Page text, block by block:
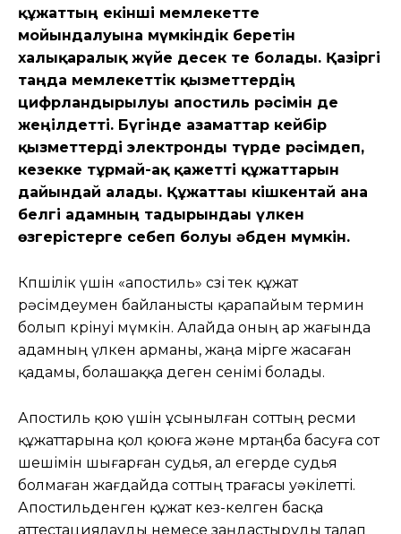
құжаттың екінші мемлекетте
мойындалуына мүмкіндік беретін
халықаралық жүйе десек те болады. Қазіргі
таңда мемлекеттік қызметтердің
цифрландырылуы апостиль рәсімін де
жеңілдетті. Бүгінде азаматтар кейбір
қызметтерді электронды түрде рәсімдеп,
кезекке тұрмай-ақ қажетті құжаттарын
дайындай алады. Құжаттағы кішкентай ғана
белгі адамның тағдырындағы үлкен
өзгерістерге себеп болуы әбден мүмкін.
Көпшілік үшін «апостиль» сөзі тек құжат
рәсімдеумен байланысты қарапайым термин
болып көрінуі мүмкін. Алайда оның ар жағында
адамның үлкен арманы, жаңа өмірге жасаған
қадамы, болашаққа деген сенімі болады.
Апостиль қою үшін ұсынылған соттың ресми
құжаттарына қол қоюға және мөртаңба басуға сот
шешімін шығарған судья, ал егерде судья
болмаған жағдайда соттың төрағасы уәкілетті.
Апостильденген құжат кез-келген басқа
аттестациялауды немесе заңдастыруды талап